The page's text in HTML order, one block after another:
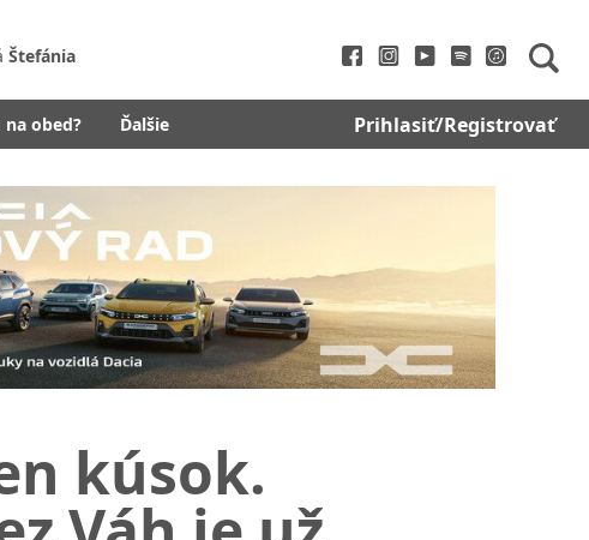
Štefánia
na obed? Ďalšie Prihlasiť/Registrovať
kúsok.